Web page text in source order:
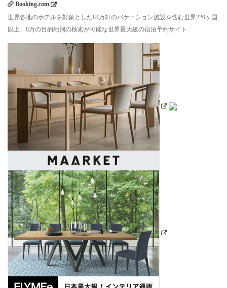
Booking.com
世界各地のホテルを対象とした84万軒のバケーション施設を含む世界220ヶ国
以上、8万の目的地別の検索が可能な世界最大級の宿泊予約サイト